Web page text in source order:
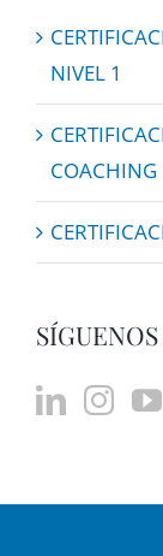
NIVEL 1
COACHING
SÍGUENOS